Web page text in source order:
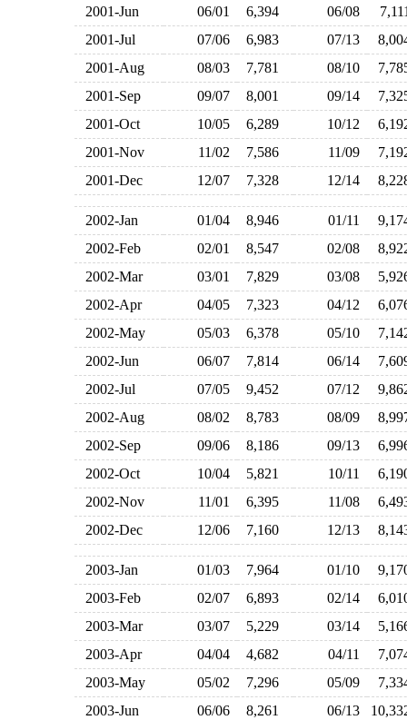
2001-Jun 06/01 6,394 06/08
2001-Jul
07/06 6,983 07/13
2001-Aug
08/03 7,781 08/10
2001-Sep
09/07 8,001 09/14
2001-Oct
10/05 6,289 10/12
2001-Nov
11/02 7,586 11/09
2001-Dec
12/07 7,328 12/14
2002-Jan 01/04 8,946 01/11
2002-Feb
02/01 8,547 02/08
2002-Mar
03/01 7,829 03/08
2002-Apr
04/05 7,323 04/12
2002-May
05/03 6,378 05/10
2002-Jun
06/07 7,814 06/14
2002-Jul
07/05 9,452 07/12
2002-Aug
08/02 8,783 08/09
2002-Sep
09/06 8,186 09/13
2002-Oct
10/04 5,821 10/11
2002-Nov
11/01 6,395 11/08
2002-Dec
12/06 7,160 12/13
2003-Jan 01/03 7,964 01/10
2003-Feb
02/07 6,893 02/14
2003-Mar
03/07 5,229 03/14
2003-Apr
04/04 4,682 04/11
2003-May
05/02 7,296 05/09
2003-Jun
06/06 8,261 06/13